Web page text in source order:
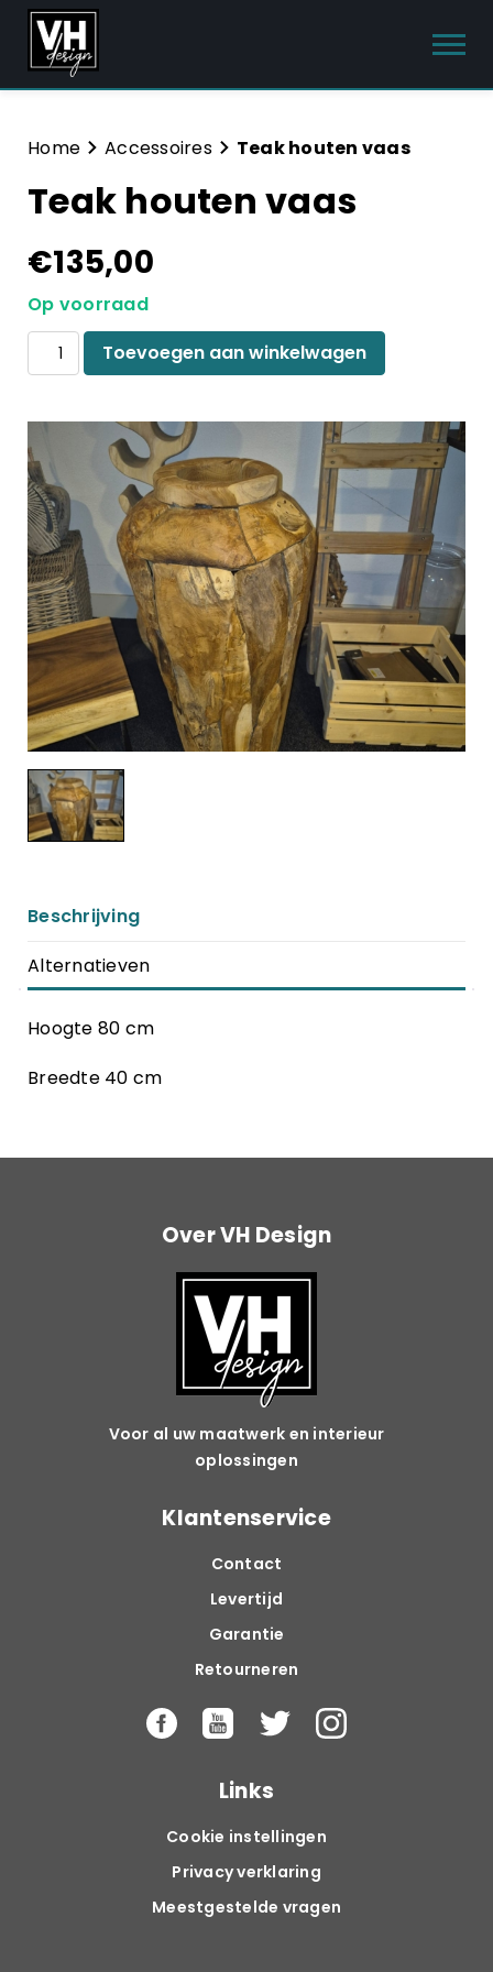
Producten
Interieur meubels
Meubelsets
Hulp & Contact
Home Accessoires Teak houten vaas
Teak houten vaas
€135,00
Op voorraad
Teak
houten
vaas
Toevoegen aan winkelwagen
Beschrijving
Alternatieven
Hoogte 80 cm
Breedte 40 cm
Over VH Design
Voor al uw maatwerk en interieur
oplossingen
Klantenservice
Contact
Levertijd
Garantie
Retourneren
Links
Cookie instellingen
Privacy verklaring
Meestgestelde vragen